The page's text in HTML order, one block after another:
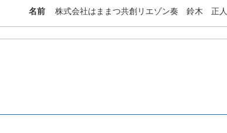
名前 株式会社はままつ共創リエゾン奏 鈴木 正人